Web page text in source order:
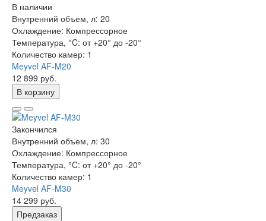
В наличии
Внутренний объем, л: 20
Охлаждение: Компрессорное
Температура, °C: от +20° до -20°
Количество камер: 1
Meyvel AF-M20
12 899 руб.
В корзину
Закончился
Внутренний объем, л: 30
Охлаждение: Компрессорное
Температура, °C: от +20° до -20°
Количество камер: 1
Meyvel AF-M30
14 299 руб.
Предзаказ